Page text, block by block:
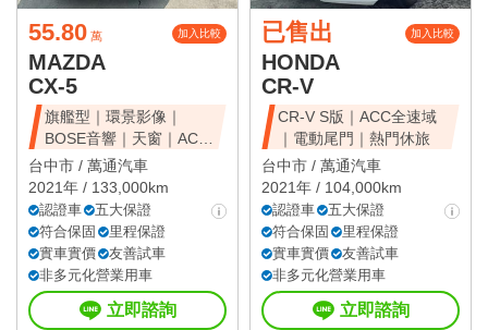
55.80 萬 加入比較
MAZDA
CX-5
旗艦型｜環景影像｜
BOSE音響｜天窗｜ACC
全速域｜質感休旅
台中市 / 萬通汽車
2021年 / 133,000km
認證車
五大保證
符合保固
里程保證
實車實價
友善試車
非多元化營業用車
立即諮詢
已售出 加入比較
HONDA
CR-V
CR-V S版｜ACC全速域
｜電動尾門｜熱門休旅
台中市 / 萬通汽車
2021年 / 104,000km
認證車
五大保證
符合保固
里程保證
實車實價
友善試車
非多元化營業用車
立即諮詢